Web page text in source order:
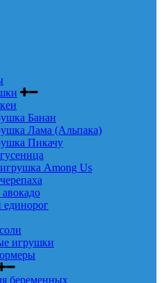
Банан
Лама (Альпака)
Пикачу
Among Us
игрушки
беременных